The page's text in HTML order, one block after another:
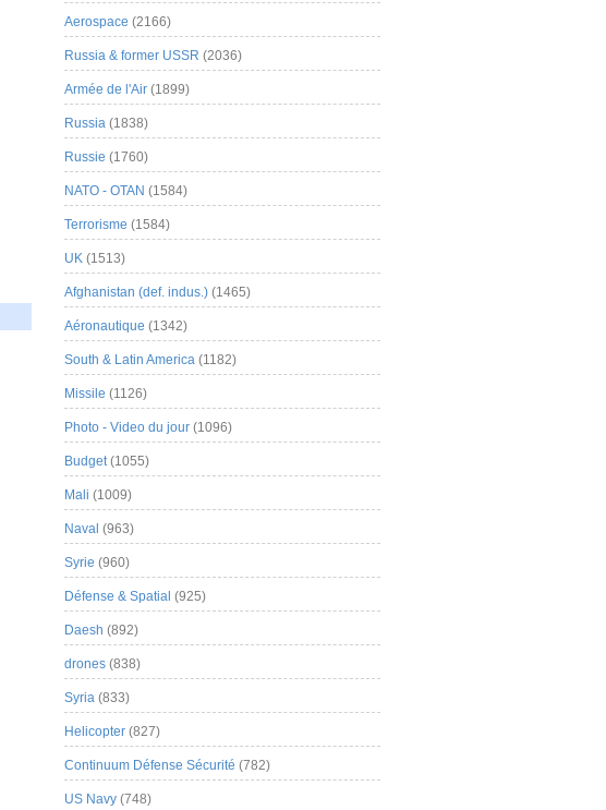
Aerospace (2166)
Russia & former USSR (2036)
Armée de l'Air (1899)
Russia (1838)
Russie (1760)
NATO - OTAN (1584)
Terrorisme (1584)
UK (1513)
Afghanistan (def. indus.) (1465)
Aéronautique (1342)
South & Latin America (1182)
Missile (1126)
Photo - Video du jour (1096)
Budget(1055)
Mali (1009)
Naval (963)
Syrie (960)
Défense & Spatial (925)
Daesh (892)
drones (838)
Syria (833)
Helicopter (827)
Continuum Défense Sécurité (782)
US Navy (748)